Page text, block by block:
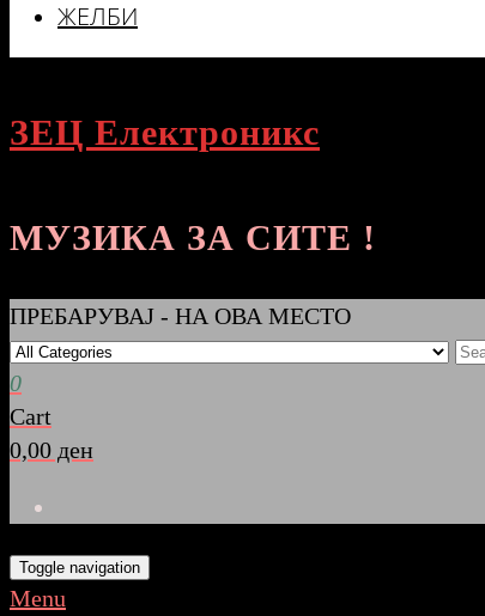
ЖЕЛБИ
ЗЕЦ Електроникс
МУЗИКА ЗА СИТЕ !
ПРЕБАРУВАЈ - НА ОВА МЕСТО
0
Cart
0,00 ден
Toggle navigation
Menu